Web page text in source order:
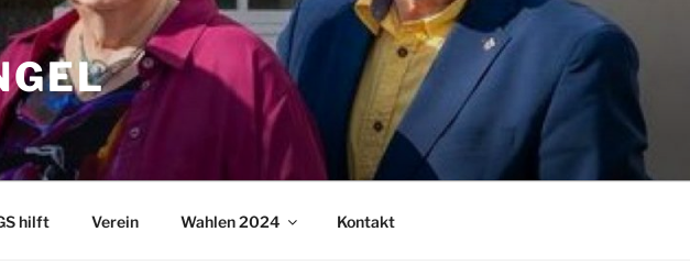
hilft Verein Wahlen 2024 Kontakt